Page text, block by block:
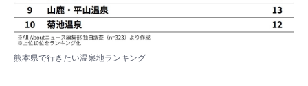
熊本県で行きたい温泉地ランキング